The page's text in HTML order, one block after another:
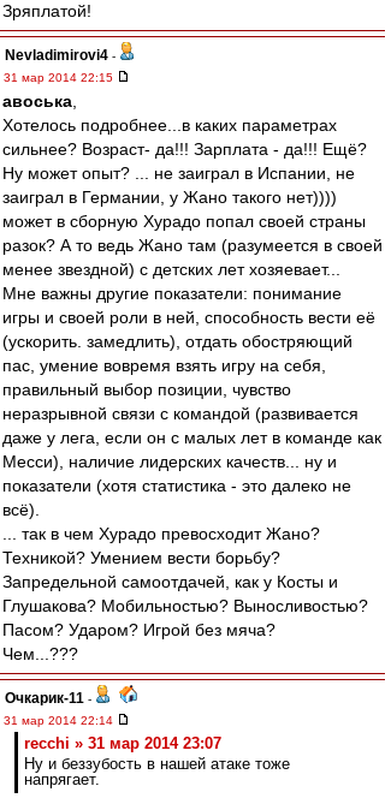
Зряплатой!
Nevladimirovi4 -
31 мар 2014 22:15
авоська
Хотелось подробнее...в каких параметрах
сильнее? Возраст- да!!! Зарплата - да!!! Ещё?
Ну может опыт? ... не заиграл в Испании, не
заиграл в Германии, у Жано такого нет))))
может в сборную Хурадо попал своей страны
разок? А то ведь Жано там (разумеется в своей
менее звездной) с детских лет хозяевает...
Мне важны другие показатели: понимание
игры и своей роли в ней, способность вести её
(ускорить. замедлить), отдать обостряющий
пас, умение вовремя взять игру на себя,
правильный выбор позиции, чувство
неразрывной связи с командой (развивается
даже у лега, если он с малых лет в команде как
Месси), наличие лидерских качеств... ну и
показатели (хотя статистика - это далеко не
всё).
... так в чем Хурадо превосходит Жано?
Техникой? Умением вести борьбу?
Запредельной самоотдачей, как у Косты и
Глушакова? Мобильностью? Выносливостью?
Пасом? Ударом? Игрой без мяча?
Чем...???
Очкарик-11 -
31 мар 2014 22:14
recchi » 31 мар 2014 23:07
Ну и беззубость в нашей атаке тоже
напрягает.